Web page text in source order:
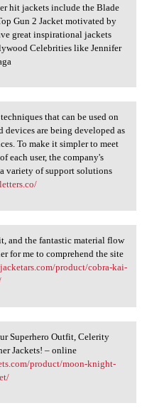
hit jackets include the Blade
Gun 2 Jacket motivated by
great inspirational jackets
Celebrities like Jennifer
techniques
that can be used on
devices are being developed as
To make it simpler to meet
each user, the company's
variety of support solutions
it, and
and the fantastic material flow
for me to comprehend the site
product/cobra-kai-
Superhero Outfit, Celerity
Jackets! – online
product/moon-knight-